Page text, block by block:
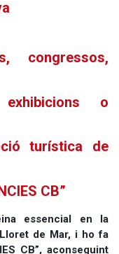
congressos,
o
turística de
CB”
essencial en la
de Mar, i ho fa
CB”, aconseguint